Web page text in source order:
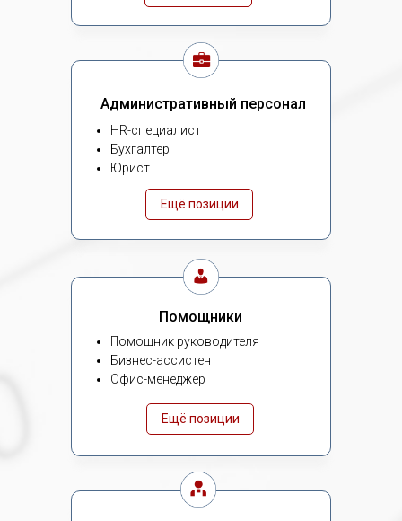
Административный персонал
HR-специалист
Бухгалтер
Юрист
Ещё позиции
Помощники
Помощник руководителя
Бизнес-ассистент
Офис-менеджер
Ещё позиции